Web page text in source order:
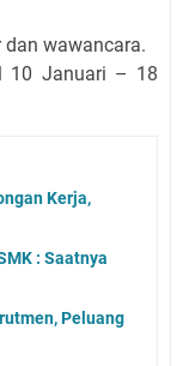
dan wawancara.
10 Januari – 18
Kerja,
: Saatnya
Peluang